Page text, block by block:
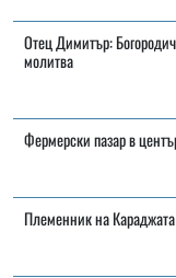
Отец Димитър:
молитва
Фермерски пазар в
Племенник на